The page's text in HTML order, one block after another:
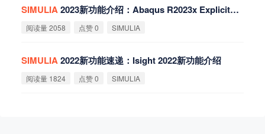
SIMULIA2023新功能介绍：Abaqus R2023x Explicit新特性
阅读量 2058 点赞 0 SIMULIA
SIMULIA2022新功能速递：Isight 2022新功能介绍
阅读量 1824 点赞 0 SIMULIA